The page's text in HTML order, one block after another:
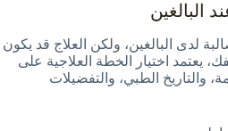
البالغين
لدى البالغين، ولكن العلاج قد يكون
يعتمد اختيار الخطة العلاجية على
والتاريخ الطبي، والتفضيلات